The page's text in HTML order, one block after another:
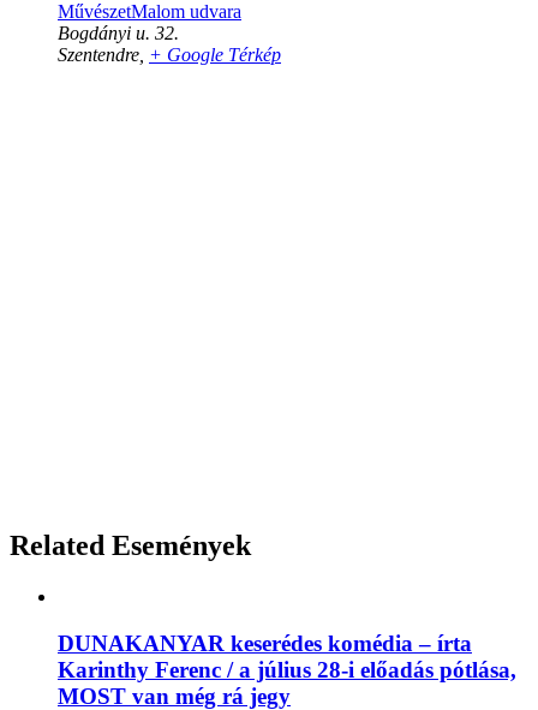
MűvészetMalom udvara
Bogdányi u. 32.
Szentendre + Google Térkép
Related Események
DUNAKANYAR keserédes komédia – írta
Karinthy Ferenc / a július 28-i előadás pótlása,
MOST van még rá jegy